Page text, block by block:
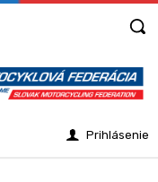
Prihlásenie